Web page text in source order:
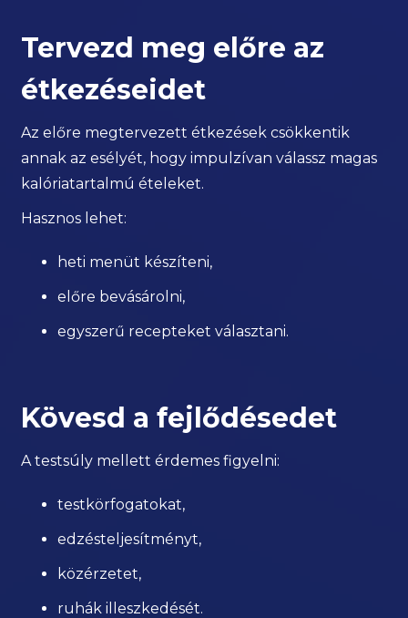
Tervezd meg előre az
étkezéseidet
Az előre megtervezett étkezések csökkentik
annak az esélyét, hogy impulzívan válassz magas
kalóriatartalmú ételeket.
Hasznos lehet:
heti menüt készíteni,
előre bevásárolni,
egyszerű recepteket választani.
Kövesd a fejlődésedet
A testsúly mellett érdemes figyelni:
testkörfogatokat,
edzésteljesítményt,
közérzetet,
ruhák illeszkedését.